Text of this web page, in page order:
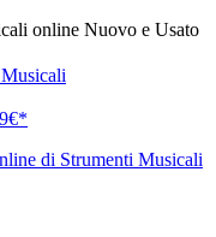
online Nuovo e Usato